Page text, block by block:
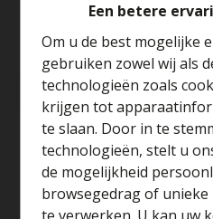
Een betere
Om u de best mogelijke
gebruiken zowel wij als
technologieën zoals
krijgen tot
te slaan. Door in te
technologieën, stelt u
de mogelijkheid
browsegedrag of unieke
Info
3 210 m²
5
Benieuwd
waarde